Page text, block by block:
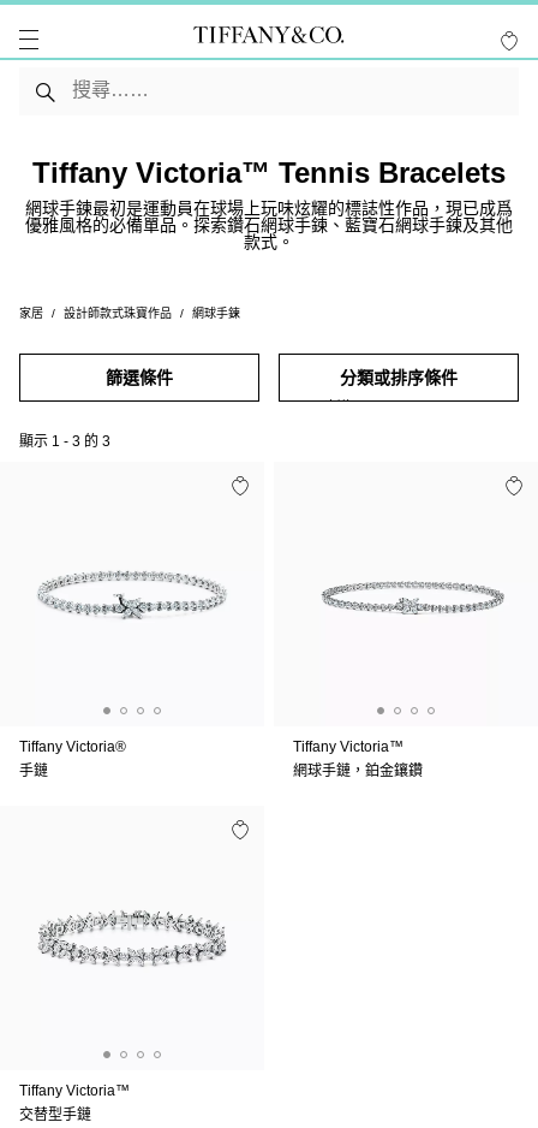
Tiffany Victoria™ Tennis Bracelets
網球手鍊最初是運動員在球場上玩味炫耀的標誌性作品，現已成爲
優雅風格的必備單品。探索鑽石網球手鍊、藍寶石網球手鍊及其他
款式。
家居 設計師款式珠寶作品 網球手鍊
篩選條件 分類或排序條件
顯示 1 - 3 的 3
Tiffany Victoria®
手鏈
Tiffany Victoria™
網球手鏈，鉑金鑲鑽
Tiffany Victoria™
交替型手鏈